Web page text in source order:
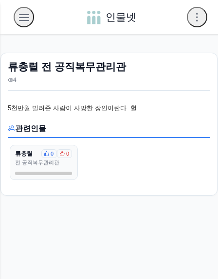
인물넷
류충렬 전 공직복무관리관
4
5천만월 빌려준 사람이 사망한 장인이란다. 헐
관련인물
류충렬 0
0
전 공직복무관리관